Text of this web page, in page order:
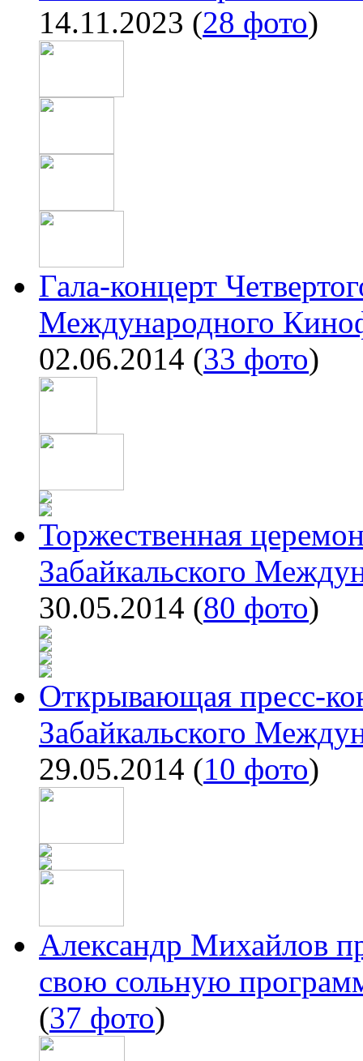
14.11.2023 (28 фото)
Гала-концерт
Международного
02.06.2014 (33 фото)
Торжественная
Забайкальского
30.05.2014 (80 фото)
Открывающая пресс-
Забайкальского
29.05.2014 (10 фото)
Александр Михайлов
свою сольную
(37 фото)